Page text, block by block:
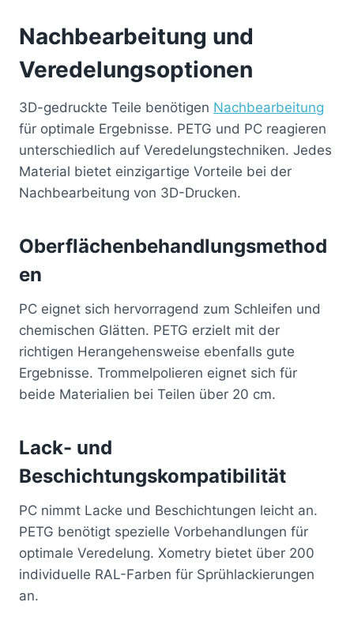
Nachbearbeitung und
Veredelungsoptionen
3D-gedruckte Teile benötigen Nachbearbeitung
für optimale Ergebnisse. PETG und PC reagieren
unterschiedlich auf Veredelungstechniken. Jedes
Material bietet einzigartige Vorteile bei der
Nachbearbeitung von 3D-Drucken.
Oberflächenbehandlungsmethod
en
PC eignet sich hervorragend zum Schleifen und
chemischen Glätten. PETG erzielt mit der
richtigen Herangehensweise ebenfalls gute
Ergebnisse. Trommelpolieren eignet sich für
beide Materialien bei Teilen über 20 cm.
Lack- und
Beschichtungskompatibilität
PC nimmt Lacke und Beschichtungen leicht an.
PETG benötigt spezielle Vorbehandlungen für
optimale Veredelung. Xometry bietet über 200
individuelle RAL-Farben für Sprühlackierungen
an.